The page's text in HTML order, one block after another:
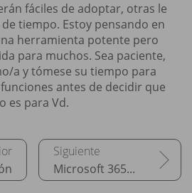
fáciles de adoptar, otras le
tiempo. Estoy pensando en
herramienta potente pero
para muchos. Sea paciente,
a y tómese su tiempo para
antes de decidir que
es para Vd.
Microsoft 365, el coordinador de la colaboración